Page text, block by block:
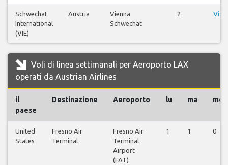
Schwechat
International
(VIE)
Austria
Vienna
Schwechat
2
Voli di linea settimanali per Aeroporto LAX
operati da Austrian Airlines
il
paese
Destinazione Aeroporto lu ma me
United
States
Fresno Air
Terminal
Fresno Air
Terminal
Airport
(FAT)
1 1 0